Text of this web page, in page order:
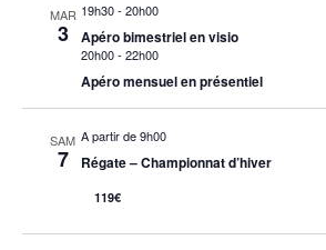
MAR
3
19h30- 20h00
Apéro bimestriel en visio
20h00- 22h00
Apéro mensuel en présentiel
SAM
7
A partir de 9h00
Régate – Championnat d’hiver
119€